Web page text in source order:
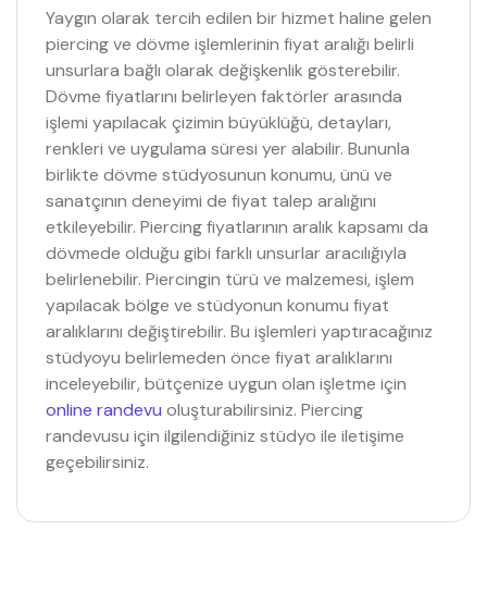
Yaygın olarak tercih edilen bir hizmet haline gelen
piercing ve dövme işlemlerinin fiyat aralığı belirli
unsurlara bağlı olarak değişkenlik gösterebilir.
Dövme fiyatlarını belirleyen faktörler arasında
işlemi yapılacak çizimin büyüklüğü, detayları,
renkleri ve uygulama süresi yer alabilir. Bununla
birlikte dövme stüdyosunun konumu, ünü ve
sanatçının deneyimi de fiyat talep aralığını
etkileyebilir. Piercing fiyatlarının aralık kapsamı da
dövmede olduğu gibi farklı unsurlar aracılığıyla
belirlenebilir. Piercingin türü ve malzemesi, işlem
yapılacak bölge ve stüdyonun konumu fiyat
aralıklarını değiştirebilir. Bu işlemleri yaptıracağınız
stüdyoyu belirlemeden önce fiyat aralıklarını
inceleyebilir, bütçenize uygun olan işletme için
online randevu oluşturabilirsiniz. Piercing
randevusu için ilgilendiğiniz stüdyo ile iletişime
geçebilirsiniz.